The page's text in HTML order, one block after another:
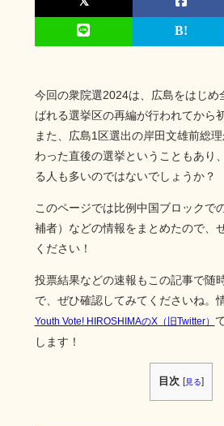
今回の衆院選2024は、広島をはじめ
ばれる選挙区の再編が行われてから
また、広島1区選出の岸田文雄前総
わった直後の選挙ということもあり
る人も多いのではないでしょうか？
このページでは比例中国ブロックで
補者）などの情報をまとめたので、
ください！
投票結果などの速報もこの記事で随
で、ぜひ確認してみてくださいね。
Youth Vote! HIROSHIMAのX（旧Twitter）
します！
目次 [見る]